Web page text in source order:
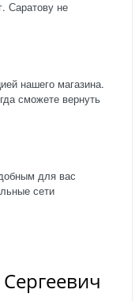
Саратову не
нашего магазина.
сможете вернуть
для вас
сети